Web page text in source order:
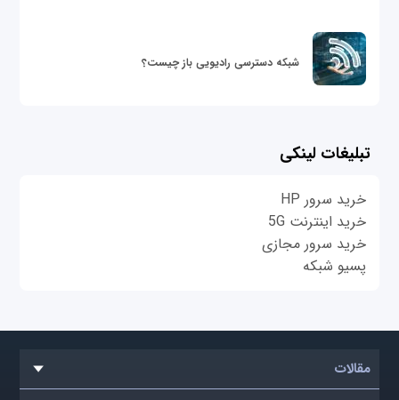
شبکه دسترسی رادیویی باز چیست؟
تبلیغات لینکی
خرید سرور HP
خرید اینترنت 5G
خرید سرور مجازی
پسیو شبکه
مقالات